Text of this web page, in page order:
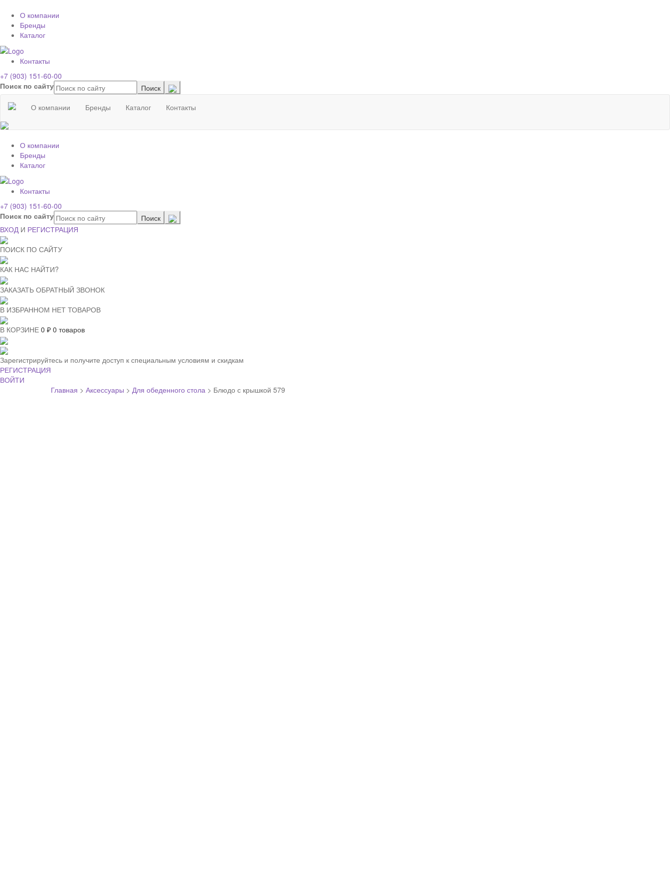
О компании
Бренды
Каталог
Контакты
+7 (903) 151-60-00
Поиск по сайту
О компании Бренды Каталог Контакты
О компании
Бренды
Каталог
Контакты
+7 (903) 151-60-00
Поиск по сайту
ВХОД И РЕГИСТРАЦИЯ
ПОИСК ПО САЙТУ
КАК НАС НАЙТИ?
ЗАКАЗАТЬ ОБРАТНЫЙ ЗВОНОК
В ИЗБРАННОМ НЕТ ТОВАРОВ
В КОРЗИНЕ 0 ₽ 0 товаров
Зарегистрируйтесь и получите доступ к специальным условиям и скидкам
РЕГИСТРАЦИЯ
ВОЙТИ
Главная > Аксессуары > Для обеденного стола > Блюдо с крышкой 579